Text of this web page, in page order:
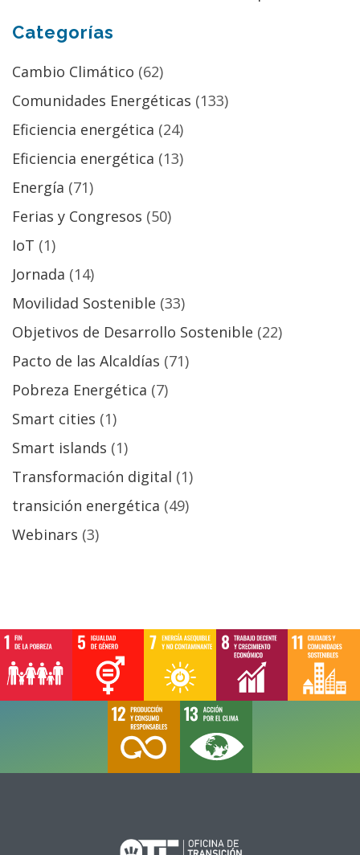
Categorías
Cambio Climático (62)
Comunidades Energéticas (133)
Eficiencia energética (24)
Eficiencia energética (13)
Energía (71)
Ferias y Congresos (50)
IoT (1)
Jornada (14)
Movilidad Sostenible (33)
Objetivos de Desarrollo Sostenible (22)
Pacto de las Alcaldías (71)
Pobreza Energética (7)
Smart cities (1)
Smart islands (1)
Transformación digital (1)
transición energética (49)
Webinars (3)